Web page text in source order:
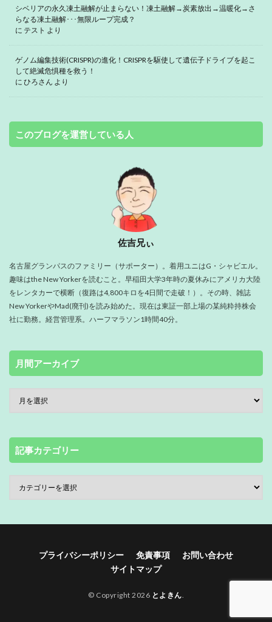
シベリアの永久凍土融解が止まらない！凍土融解→炭素放出→温暖化→さ
らなる凍土融解･･･無限ループ完成？
に テスト より
ゲノム編集技術(CRISPR)の進化！CRISPRを駆使して遺伝子ドライブを起こ
して絶滅危惧種を救う！
に ひろさん より
このブログを運営している人
佐吉兄ぃ
名古屋グランパスのファミリー（サポーター）。着用ユニはG・シャビエル。
趣味はthe New Yorkerを読むこと。早稲田大学3年時の夏休みにアメリカ大陸
をレンタカーで横断（復路は4,800キロを4日間で走破！）。その時、雑誌
New YorkerやMad(廃刊)を読み始めた。現在は東証一部上場の某純粋持株会
社に勤務。経営管理系。ハーフマラソン1時間40分。
月間アーカイブ
記事カテゴリー
プライバシーポリシー 免責事項
お問い合わせ
サイトマップ
© Copyright 2026 とよきん.